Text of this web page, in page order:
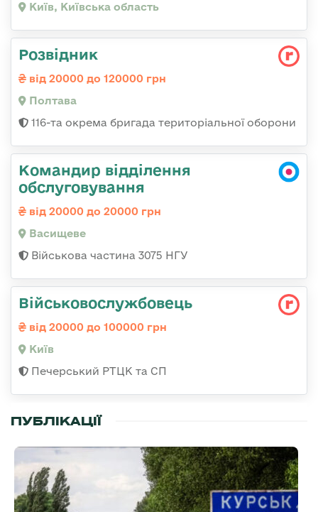
Київ, Київська область
Розвідник
від 20000 до 120000 грн
Полтава
116-та окрема бригада територіальної оборони
Командир відділення
обслуговування
від 20000 до 20000 грн
Васищеве
Військова частина 3075 НГУ
Військовослужбовець
від 20000 до 100000 грн
Київ
Печерський РТЦК та СП
ПУБЛІКАЦІЇ